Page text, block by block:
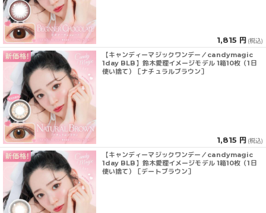
1,815 円 (税込)
【キャンディーマジックワンデー／candymagic
1day BLB】鈴木愛理イメージモデル 1箱10枚（1日
使い捨て）［ナチュラルブラウン］
1,815 円 (税込)
【キャンディーマジックワンデー／candymagic
1day BLB】鈴木愛理イメージモデル 1箱10枚（1日
使い捨て）［デートブラウン］